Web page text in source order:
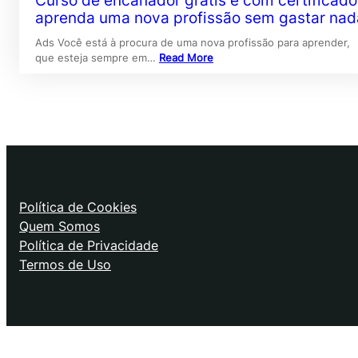
aprenda uma nova profissão sem gastar
Ads Você está à procura de uma nova profissão para aprender,
que esteja sempre em… Read More
Política de Cookies
Quem Somos
Política de Privacidade
Termos de Uso